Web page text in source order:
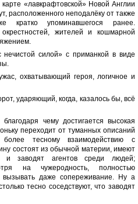
«лавкрафтовской» Новой Англии
расположенного неподалёку от также
кратко упоминавшегося ранее.
жителей и кошмарной
силой» с приманкой в виде
охватывающий героя, логичное и
ударяющий, когда, казалось бы, всё
чему достигается высокая
переходит от туманных описаний
тесному взаимодействию с
состоят из обычной материи, имеют
и заводят агентов среди людей;
на чужеродность, полностью
даже сопереживание. Ну а
тесно соседствуют, что заводят